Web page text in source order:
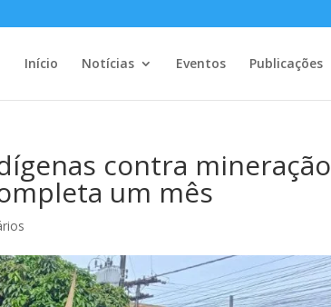
Início Notícias Eventos Publicações
contra mineração
um mês